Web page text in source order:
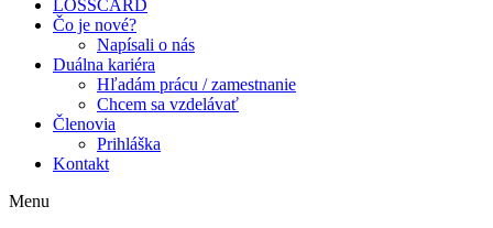
LOSSCARD
Čo je nové?
Napísali o nás
Duálna kariéra
Hľadám prácu / zamestnanie
Chcem sa vzdelávať
Členovia
Prihláška
Kontakt
Menu